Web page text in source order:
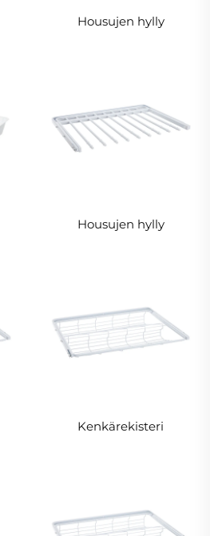
Housujen hylly
Housujen hylly
Kenkärekisteri